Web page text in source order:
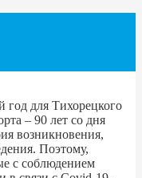
год для Тихорецкого
– 90 лет со дня
возникновения,
Поэтому,
с соблюдением